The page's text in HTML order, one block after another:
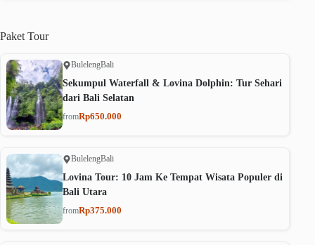
Paket Tour
BulelengBali
Sekumpul Waterfall & Lovina Dolphin: Tur Sehari
dari Bali Selatan
fromRp650.000
BulelengBali
Lovina Tour: 10 Jam Ke Tempat Wisata Populer di
Bali Utara
fromRp375.000